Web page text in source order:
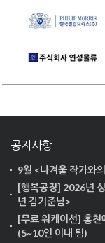
공지사항
9월 <나겨울 작가와
[행복공장] 2026년
년 김기준님>
[무료 워케이션] 홍천
(5~10인 이내 팀)